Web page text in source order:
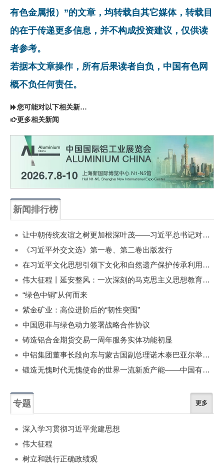
有色金属报）”的文章，均转载自其它媒体，转载目
的在于传递更多信息，并不构成投资建议，仅供读
者参考。
若据本文章操作，所有后果读者自负，中国有色网
概不负任何责任。
您可能对以下相关新闻同样感兴趣
更多相关新闻
新闻排行榜
让中朝传统友谊之树更加根深叶茂——习近平总书记对朝鲜进行国事访问纪实
《习近平外交文选》第一卷、第二卷出版发行
在习近平文化思想引领下文化和自然遗产保护传承利用工作开创新局面
伟大征程丨延安整风：一次深刻的马克思主义思想教育运动
“绿色中铜”从何而来
紫金矿业：高位进阶后的“韧性突围”
中国恩菲与绿色动力签署战略合作协议
铸造铝合金期货交易一周年服务实体功能初显
中铝集团董事长段向东与蒙古国副总理诺木泰巴亚尔举行会谈
锻造无愧时代无愧使命的世界一流新质产能——中国有色金属工业的战略应对与破局之道（二）
专题 更多
深入学习贯彻习近平党建思想
伟大征程
树立和践行正确政绩观